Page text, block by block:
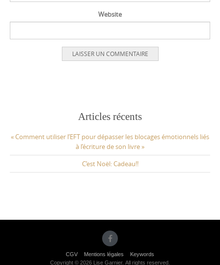
Website
Articles récents
« Comment utiliser l’EFT pour dépasser les blocages émotionnels liés
à l’écriture de son livre »
C’est Noël: Cadeau!!
CGV Mentions légales
Keywords
Copyright © 2026 Lise Garnier. All rights reserved.